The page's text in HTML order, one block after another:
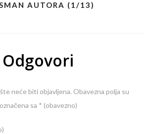
AUTORA (1/13)
Odgovori
neće biti objavljena. Obavezna polja su
označena sa * (obavezno)